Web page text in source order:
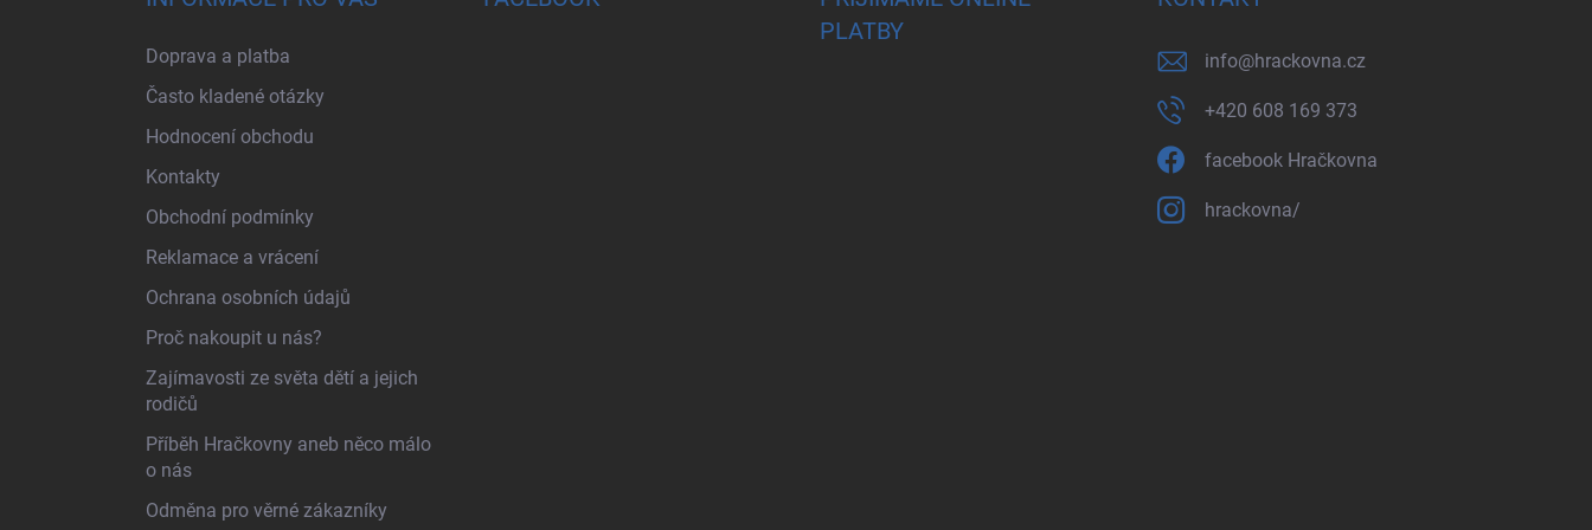
Doprava a platba
Často kladené otázky
Hodnocení obchodu
Kontakty
Obchodní podmínky
Reklamace a vrácení
Ochrana osobních údajů
Proč nakoupit u nás?
Zajímavosti ze světa dětí a jejich
rodičů
Příběh Hračkovny aneb něco málo
o nás
Odměna pro věrné zákazníky
PLATBY
info@hrackovna.cz
+420 608 169 373
facebook Hračkovna
hrackovna/